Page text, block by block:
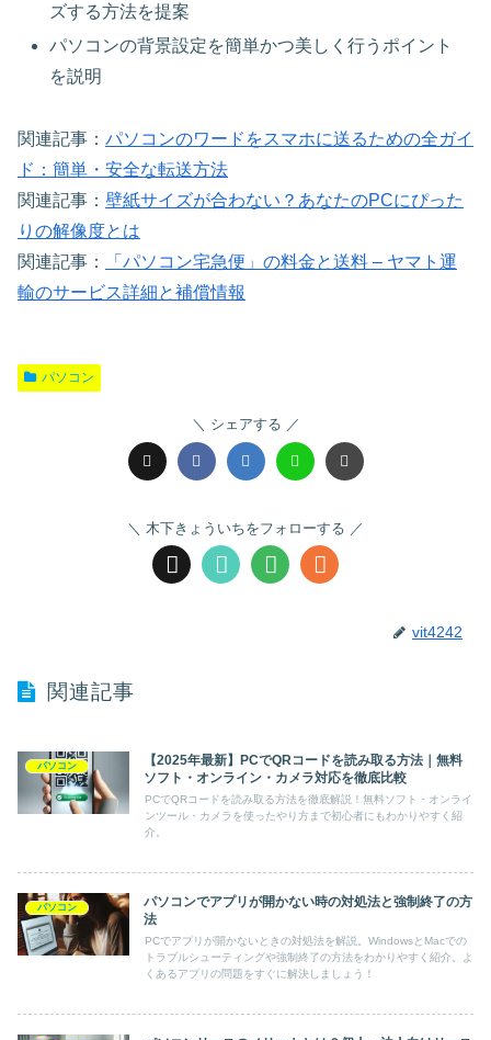
ズする方法を提案
パソコンの背景設定を簡単かつ美しく行うポイント
を説明
関連記事： パソコンのワードをスマホに送るための全ガイ
ド：簡単・安全な転送方法
関連記事： 壁紙サイズが合わない？あなたのPCにぴった
りの解像度とは
関連記事：
「パソコン宅急便」の料金と送料 – ヤマト運
輸のサービス詳細と補償情報
パソコン
シェアする
木下きょういちをフォローする
vit4242
関連記事
パソコン
【2025年最新】PCでQRコードを読み取る方法｜無料
ソフト・オンライン・カメラ対応を徹底比較
PCでQRコードを読み取る方法を徹底解説！無料ソフト・オンライ
ンツール・カメラを使ったやり方まで初心者にもわかりやすく紹
介。
パソコン
パソコンでアプリが開かない時の対処法と強制終了の方
法
PCでアプリが開かないときの対処法を解説。WindowsとMacでの
トラブルシューティングや強制終了の方法をわかりやすく紹介。よ
くあるアプリの問題をすぐに解決しましょう！